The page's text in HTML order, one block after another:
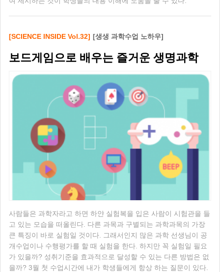
[SCIENCE INSIDE Vol.32] [생생 과학수업 노하우]
보드게임으로 배우는 즐거운 생명과학
사람들은 과학자라고 하면 하얀 실험복을 입은 사람이 시험관을 들
고 있는 모습을 떠올린다. 다른 과목과 구별되는 과학과목의 가장
큰 특징이 바로 실험일 것이다. 그래서인지 많은 과학 선생님이 공
개수업이나 수행평가를 할 때 실험을 한다. 하지만 꼭 실험일 필요
가 있을까? 성취기준을 효과적으로 달성할 수 있는 다른 방법은 없
을까? 3월 첫 수업시간에 내가 학생들에게 항상 하는 질문이 있다.